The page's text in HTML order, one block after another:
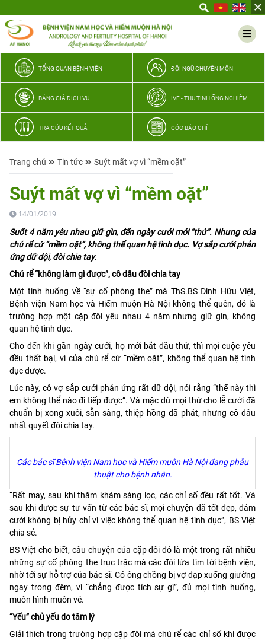
thương
TỔNG QUAN BỆNH VIỆN ĐỘI NGŨ CHUYÊN MÔN
BẢNG GIÁ DỊCH VỤ IVF - THỤ TINH ỐNG NGHIỆM
TRA CỨU KẾT QUẢ GÓC BÁO CHÍ
Trang chủ Tin tức Suýt mất vợ vì “mềm oặt”
Suýt mất vợ vì “mềm oặt”
14/01/2019
Suốt 4 năm yêu nhau giữ gìn, đến ngày cưới mới “thử”. Nhưng của
chú rể cứ “mềm oặt”, không thể quan hệ tình dục. Vợ sắp cưới phản
ứng dữ dội, đòi chia tay.
Chú rể “không làm gì được”, cô dâu đòi chia tay
Một tình huống về “sự cố phòng the” mà ThS.BS Đinh Hữu Việt,
Bệnh viện Nam học và Hiếm muộn Hà Nội không thể quên, đó là
trường hợp một cặp đôi yêu nhau 4 năm nhưng giữ gìn, không
quan hệ tình dục.
Cho đến khi gần ngày cưới, họ mới bắt đầu thử, thì mọi cuộc yêu
đều thất bại, vì của chú rể cứ “mềm oặt”, không thể quan hệ tình
dục được.
Lúc này, cô vợ sắp cưới phản ứng rất dữ dội, nói rằng “thế này thì
em không thể nào đi tiếp được”. Và mặc dù mọi thứ cho lễ cưới đã
chuẩn bị xong xuôi, sẵn sàng, thiệp hồng đã phát, nhưng cô dâu
nhất quyết đòi chia tay.
Các bác sĩ Bệnh viện Nam học và Hiếm muộn Hà Nội đang phẫu
thuật cho bệnh nhân.
“Rất may, sau khi thăm khám sàng lọc, các chỉ số đều rất tốt. Và
sau khi được sự tư vấn từ các bác sĩ, mọi chuyện đã tốt đẹp, đám
cưới không bị hủy chỉ vì việc không thể quan hệ tình dục”, BS Việt
chia sẻ.
BS Việt cho biết, câu chuyện của cặp đôi đó là một trong rất nhiều
những sự cố phòng the trục trặc mà các đôi lứa tìm tới bệnh viện,
nhờ tới sự hỗ trợ của bác sĩ. Có ông chồng bị vợ đạp xuống giường
ngay trong đêm, vì “chẳng được tích sự gì”, đủ mọi tình huống,
muôn hình muôn vẻ.
“Yếu” chủ yếu do tâm lý
Giải thích trong trường hợp cặp đôi mà chú rể các chỉ số khi được